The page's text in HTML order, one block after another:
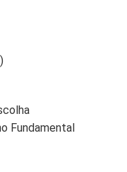
Fundamental